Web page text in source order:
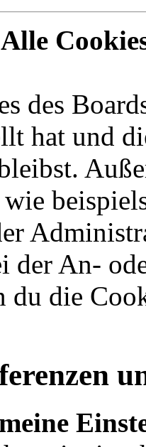
des
hat und
der An-
du die